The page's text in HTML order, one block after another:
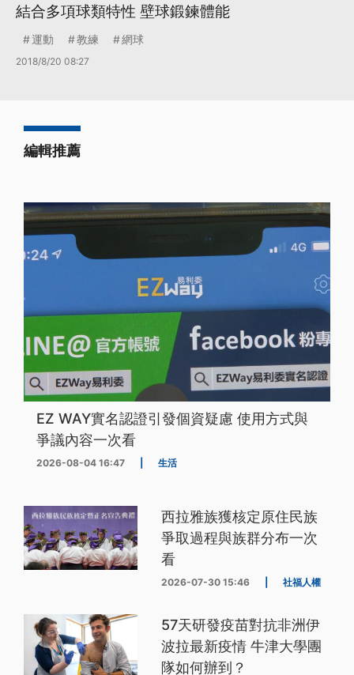
結合多項球類特性 壁球鍛鍊體能
運動 教練 網球
2018/8/20 08:27
編輯推薦
EZ WAY實名認證引發個資疑慮 使用方式與
爭議內容一次看
2026-08-04 16:47 生活
西拉雅族獲核定原住民族
爭取過程與族群分布一次
看
2026-07-30 15:46 社福人權
57天研發疫苗對抗非洲伊
波拉最新疫情 牛津大學團
隊如何辦到？